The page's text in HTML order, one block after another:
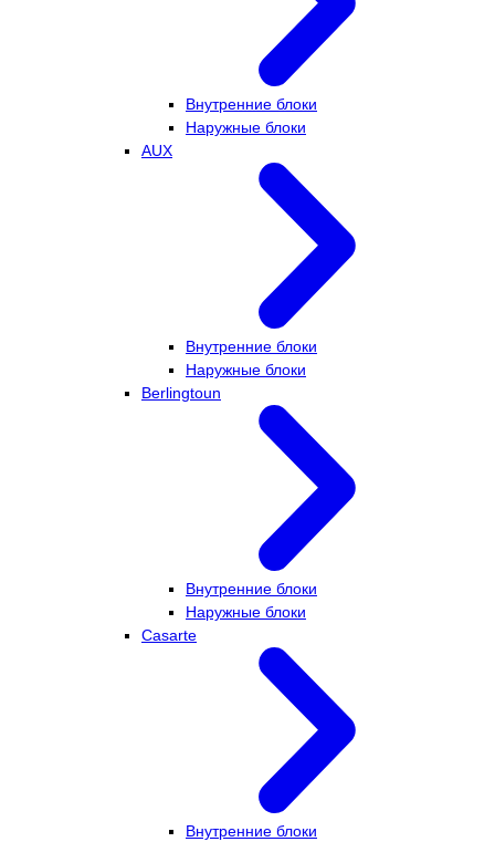
Внутренние блоки
Наружные блоки
AUX
Внутренние блоки
Наружные блоки
Berlingtoun
Внутренние блоки
Наружные блоки
Casarte
Внутренние блоки